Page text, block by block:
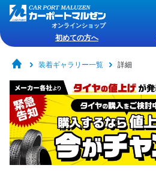
オンラインショップ
初めての方へ
装着ギャラリー一覧 詳細